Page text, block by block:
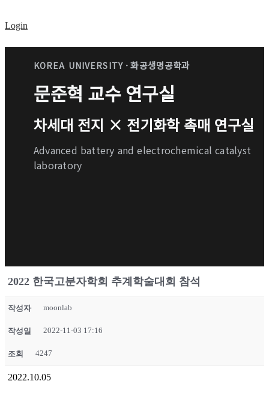
Login
KOREA UNIVERSITY· 화공생명공학과
문준혁 교수 연구실
차세대 전지 × 전기화학 촉매 연구실
Advanced battery and electrochemical catalyst
laboratory
2022 한국고분자학회 추계학술대회 참석
작성자 moonlab
작성일 2022-11-03 17:16
조회 4247
2022.10.05